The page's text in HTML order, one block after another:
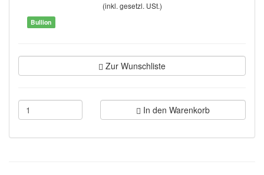
(inkl. gesetzl. USt.)
Bullion
Zur Wunschliste
In den Warenkorb